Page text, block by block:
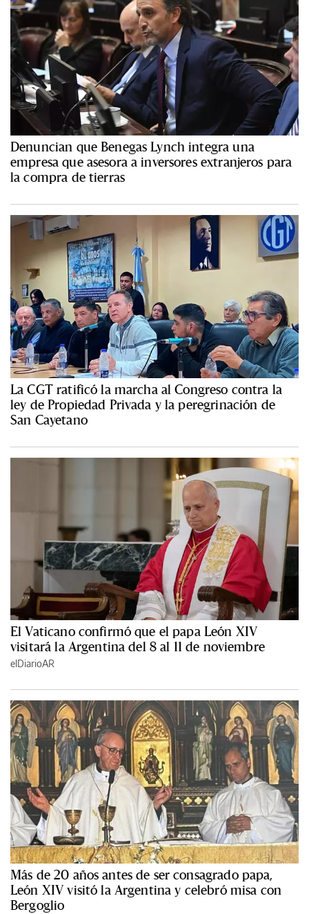
Denuncian que Benegas Lynch integra una
empresa que asesora a inversores extranjeros para
la compra de tierras
La CGT ratificó la marcha al Congreso contra la
ley de Propiedad Privada y la peregrinación de
San Cayetano
El Vaticano confirmó que el papa León XIV
visitará la Argentina del 8 al 11 de noviembre
elDiarioAR
Más de 20 años antes de ser consagrado papa,
León XIV visitó la Argentina y celebró misa con
Bergoglio